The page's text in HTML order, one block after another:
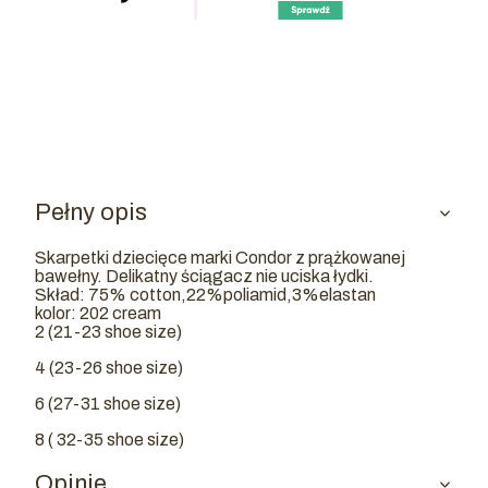
Pełny opis
Skarpetki dziecięce marki Condor z prążkowanej
bawełny. Delikatny ściągacz nie uciska łydki.
Skład: 75% cotton,22%poliamid,3%elastan
kolor: 202 cream
2 (21-23 shoe size)
4 (23-26 shoe size)
6 (27-31 shoe size)
8 ( 32-35 shoe size)